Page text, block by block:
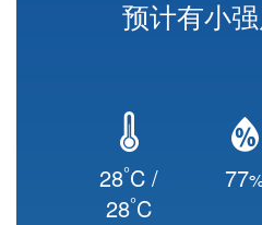
预计有小
28°C /
28°C
77